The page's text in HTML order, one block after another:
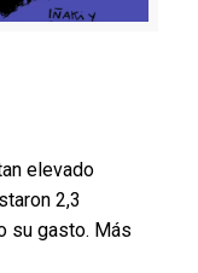
elevado
2,3
su gasto. Más